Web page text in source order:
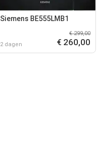
Siemens BE555LMB1
2 dagen
€ 299,00
€ 260,00